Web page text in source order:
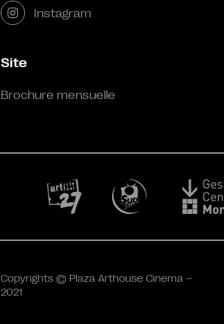
Instagram
Site
Brochure mensuelle
Copyrights © Plaza Arthouse Cinema –
2021